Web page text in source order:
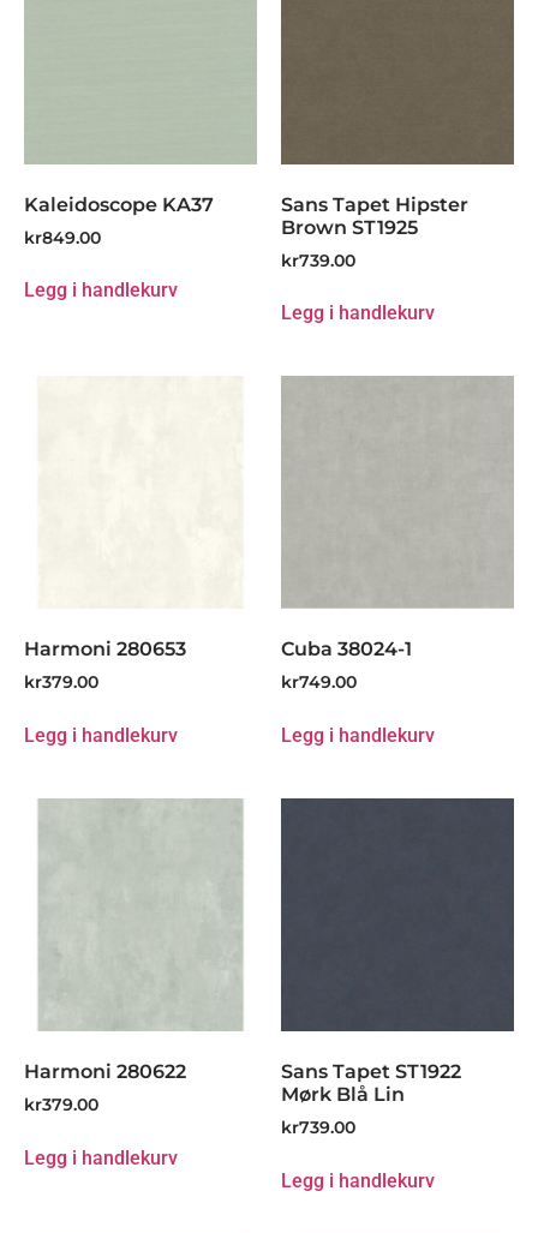
Kaleidoscope KA37
kr849.00
Legg i handlekurv
Sans Tapet Hipster
Brown ST1925
kr739.00
Legg i handlekurv
Harmoni 280653
kr379.00
Legg i handlekurv
Cuba 38024-1
kr749.00
Legg i handlekurv
Harmoni 280622
kr379.00
Legg i handlekurv
Sans Tapet ST1922
Mørk Blå Lin
kr739.00
Legg i handlekurv